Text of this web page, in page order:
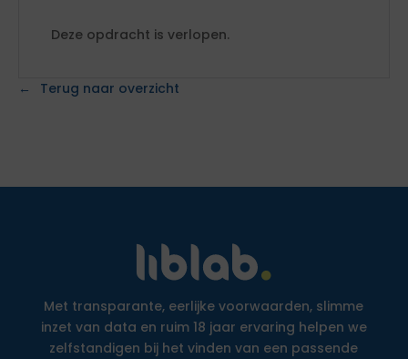
Deze opdracht is verlopen.
Terug naar overzicht
Met transparante, eerlijke voorwaarden, slimme
inzet van data en ruim 18 jaar ervaring helpen we
zelfstandigen bij het vinden van een passende